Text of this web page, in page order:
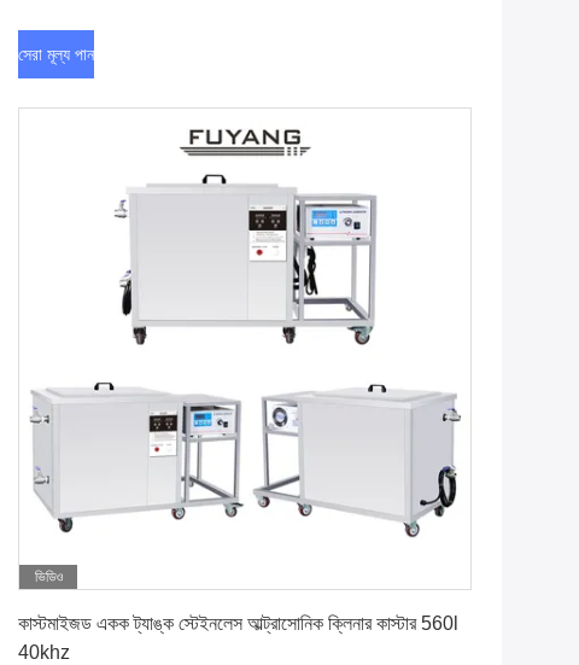
সেরা মূল্য পান
ভিডিও
কাস্টমাইজড একক ট্যাঙ্ক স্টেইনলেস আল্ট্রাসোনিক ক্লিনার কাস্টার 560l
40khz